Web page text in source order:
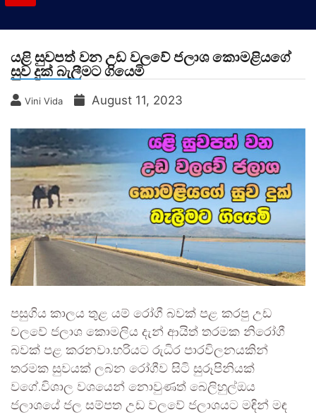
යළි සුවපත් වන උඩ වලවේ ජලාශ කොමළියගේ
සුව දුක් බැලීමට ගියෙමි
Vini Vida August 11, 2023
පසුගිය කාලය තුළ යම් රෝගී බවක් පළ කරපු උඩ
වලවේ ජලාශ කොමලිය දැන් ආයිත් තරමක නිරෝගී
බවක් පළ කරනවා.හරියට රුධිර පාරවිලනයකින්
තරමක සුවයක් ලබන රෝගීව සිටි සුරූපිනියක්
වගේ.විශාල වශයෙන් නොවුණත් බෙලිහුල්ඔය
ජලාශයේ ජල සම්පත උඩ වලවේ ජලාශයට මඳින් මඳ